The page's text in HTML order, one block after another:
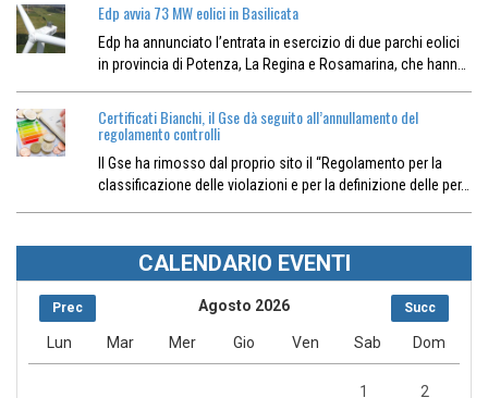
Edp avvia 73 MW eolici in Basilicata
Edp ha annunciato l’entrata in esercizio di due parchi eolici
in provincia di Potenza, La Regina e Rosamarina, che hann…
Certificati Bianchi, il Gse dà seguito all’annullamento del
regolamento controlli
Il Gse ha rimosso dal proprio sito il “Regolamento per la
classificazione delle violazioni e per la definizione delle per…
CALENDARIO EVENTI
Prec Succ
Agosto 2026
Lun Mar Mer Gio Ven Sab Dom
1 2